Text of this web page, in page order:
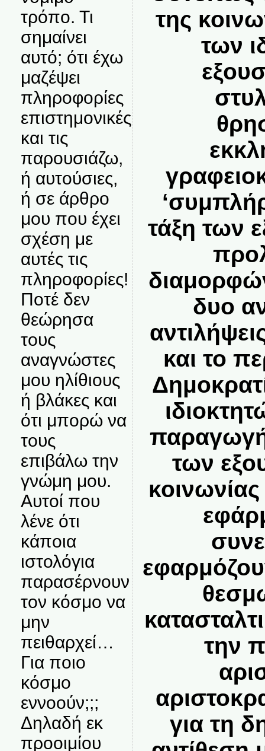
τρόπο. Τι
σημαίνει
αυτό; ότι έχω
μαζέψει
πληροφορίες
επιστημονικές
και τις
παρουσιάζω,
ή αυτούσιες,
ή σε άρθρο
μου που έχει
σχέση με
αυτές τις
πληροφορίες!
Ποτέ δεν
θεώρησα
τους
αναγνώστες
μου ηλίθιους
ή βλάκες και
ότι μπορώ να
τους
επιβάλω την
γνώμη μου.
Αυτοί που
λένε ότι
κάποια
ιστολόγια
παρασέρνουν
τον κόσμο να
μην
πειθαρχεί…
Για ποιο
κόσμο
εννοούν;;;
Δηλαδή εκ
προοιμίου
της
των
τάξη των
δυο
και το
των
την
για τη